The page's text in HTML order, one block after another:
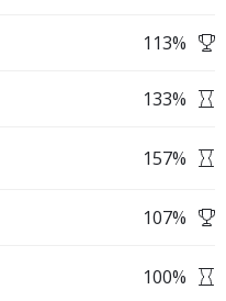
113%
133%
157%
107%
100%